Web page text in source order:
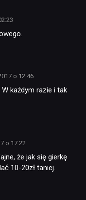
o 12:46
W każdym razie i tak
o 17:22
że jak się gierkę
10-20zł taniej.